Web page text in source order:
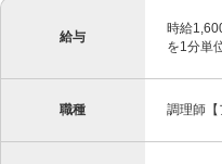
給与
時給
を1分単
職種 調理師【